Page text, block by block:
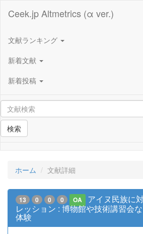
Ceek.jp Altmetrics (α ver.)
文献ランキング
新着文献
新着投稿
検索
ホーム 文献詳細
13 0 0 0 OA
アイヌ民族に
レッション : 博物館や技術講習会
体験